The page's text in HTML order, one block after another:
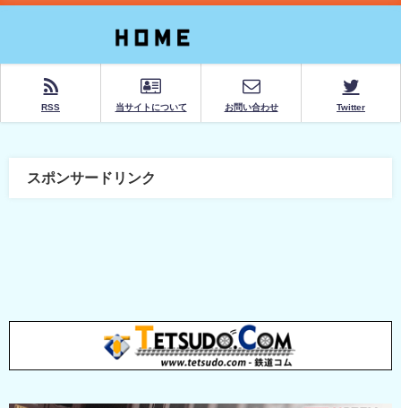
RSS 当サイトについて お問い合わせ Twitter
スポンサードリンク